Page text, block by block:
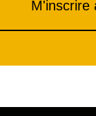
M'inscrire